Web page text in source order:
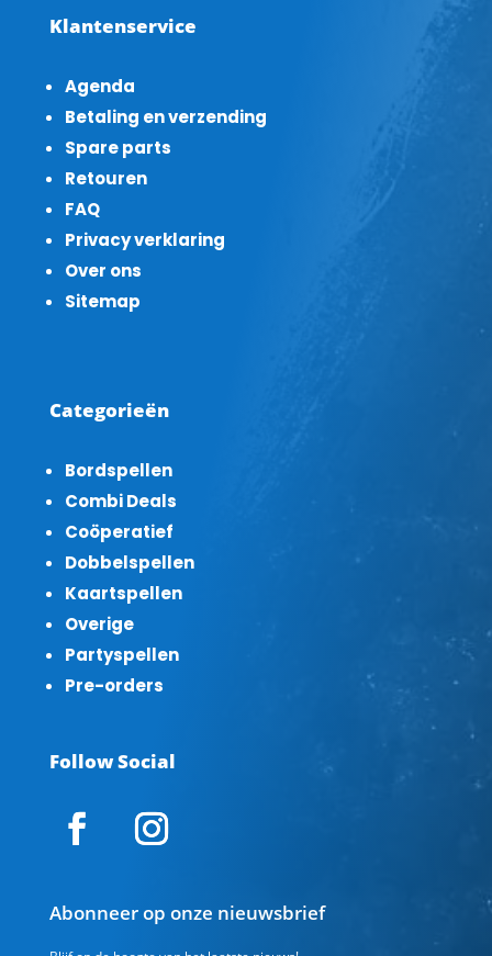
Klantenservice
Agenda
Betaling en verzending
Spare parts
Retouren
FAQ
Privacy verklaring
Over ons
Sitemap
Categorieën
Bordspellen
Combi Deals
Coöperatief
Dobbelspellen
Kaartspellen
Overige
Partyspellen
Pre-orders
Follow Social
Abonneer op onze nieuwsbrief